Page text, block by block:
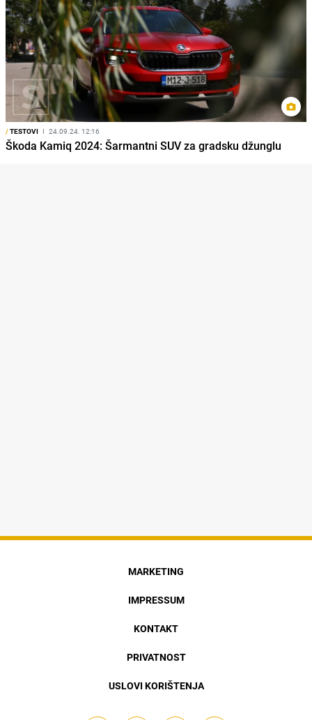
/TESTOVI I 24.09.24. 12:16
Škoda Kamiq 2024: Šarmantni SUV za gradsku džunglu
MARKETING
IMPRESSUM
KONTAKT
PRIVATNOST
USLOVI KORIŠTENJA